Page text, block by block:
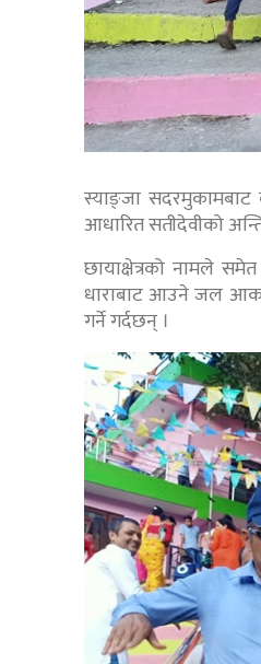
स्याङ्जा सदरमुकामबाट
आधारित सतीदेवीको
छायाक्षेत्रको नामले
धाराबाट आउने जल
गर्ने गर्दछन् ।